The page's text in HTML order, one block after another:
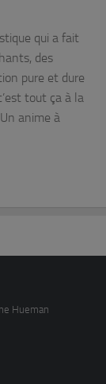
qui a fait
des
pure et dure
tout ça à la
anime à
Hueman